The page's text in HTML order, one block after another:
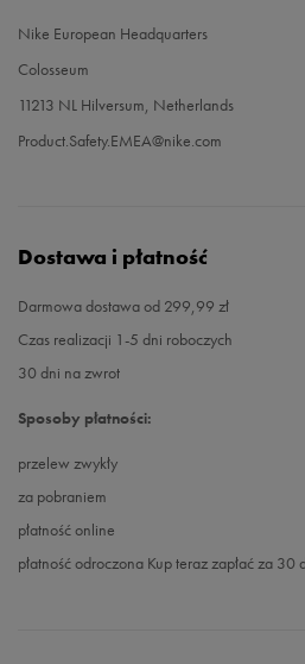
Nike European Headquarters
Colosseum
11213 NL Hilversum, Netherlands
Product.Safety.EMEA@nike.com
Dostawa i płatność
Darmowa dostawa od 299,99 zł
Czas realizacji 1-5 dni roboczych
30 dni na zwrot
Sposoby płatności:
przelew zwykły
za pobraniem
płatność online
płatność odroczona Kup teraz zapłać za 30